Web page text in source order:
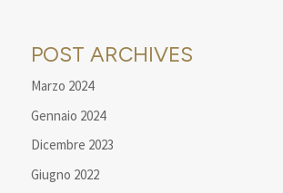
POST ARCHIVES
Marzo 2024
Gennaio 2024
Dicembre 2023
Giugno 2022